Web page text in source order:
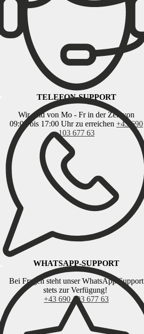
TELEFON-SUPPORT
Wir sind von Mo - Fr in der Zeit von
09:00 bis 17:00 Uhr zu erreichen +43 690
103 677 63
WHATSAPP-SUPPORT
Bei Fragen steht unser WhatsApp Support
stets zur Verfügung!
+43 690 103 677 63